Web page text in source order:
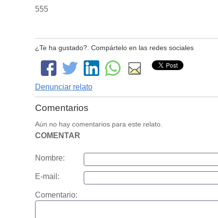
555
¿Te ha gustado?. Compártelo en las redes sociales
Denunciar relato
Comentarios
Aún no hay comentarios para este relato.
COMENTAR
Nombre:
E-mail:
Comentario: